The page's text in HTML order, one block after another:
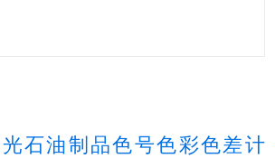
石油制品色号色彩色差计